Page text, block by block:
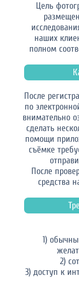
Цель
наших
полном
После
по
внимательно
сделать
помощи
съёмке
После
средства
1)
2)
3) доступ к